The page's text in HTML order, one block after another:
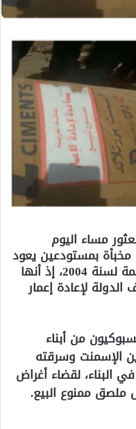
مساء اليوم
بمستودعين يعود
تاريخها لفترة ما بعد زلزال الحسيمة لسنة 2004، إذ أنها
لإعادة إعمار
من أبناء
الإسمنت وسرقته
البناء، لقضاء أغراض
ملصق ممنوع البيع.